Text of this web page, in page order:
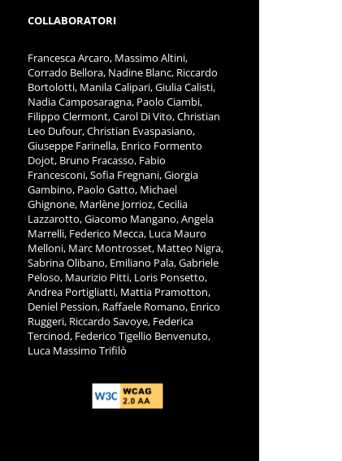
COLLABORATORI
Francesca Arcaro, Massimo Altini,
Corrado Bellora, Nadine Blanc, Riccardo
Bortolotti, Manila Calipari, Giulia Calisti,
Nadia Camposaragna, Paolo Ciambi,
Filippo Clermont, Carol Di Vito, Christian
Leo Dufour, Christian Evaspasiano,
Giuseppe Farinella, Enrico Formento
Dojot, Bruno Fracasso, Fabio
Francesconi, Sofia Fregnani, Giorgia
Gambino, Paolo Gatto, Michael
Ghignone, Marlène Jorrioz, Cecilia
Lazzarotto, Giacomo Mangano, Angela
Marrelli, Federico Mecca, Luca Mauro
Melloni, Marc Montrosset, Matteo Nigra,
Sabrina Olibano, Emiliano Pala, Gabriele
Peloso, Maurizio Pitti, Loris Ponsetto,
Andrea Portigliatti, Mattia Pramotton,
Deniel Pession, Raffaele Romano, Enrico
Ruggeri, Riccardo Savoye, Federica
Tercinod, Federico Tigellio Benvenuto,
Luca Massimo Trifilò